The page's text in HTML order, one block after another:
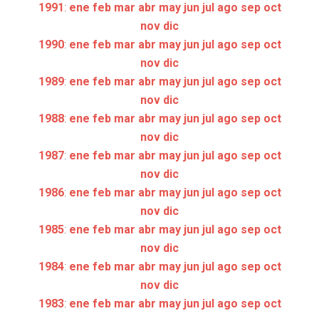
1991: ene feb mar abr may jun jul ago sep oct
nov dic
1990: ene feb mar abr may jun jul ago sep oct
nov dic
1989: ene feb mar abr may jun jul ago sep oct
nov dic
1988: ene feb mar abr may jun jul ago sep oct
nov dic
1987: ene feb mar abr may jun jul ago sep oct
nov dic
1986: ene feb mar abr may jun jul ago sep oct
nov dic
1985: ene feb mar abr may jun jul ago sep oct
nov dic
1984: ene feb mar abr may jun jul ago sep oct
nov dic
1983: ene feb mar abr may jun jul ago sep oct